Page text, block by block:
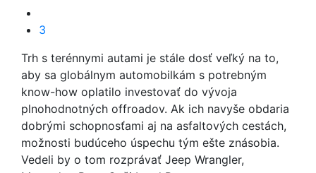
3
Trh s terénnymi autami je stále dosť veľký na to,
aby sa globálnym automobilkám s potrebným
know-how oplatilo investovať do vývoja
plnohodnotných offroadov. Ak ich navyše obdaria
dobrými schopnosťami aj na asfaltových cestách,
možnosti budúceho úspechu tým ešte znásobia.
Vedeli by o tom rozprávať Jeep Wrangler,